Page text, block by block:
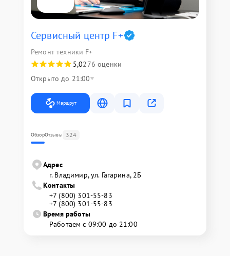
Сервисный центр F+
Ремонт техники F+
5,0276 оценки
Открыто до 21:00
Маршрут
ОбзорОтзывы 324
Адрес
г. Владимир, ул. Гагарина, 2Б
Контакты
+7 (800) 301-55-83
+7 (800) 301-55-83
Время работы
Работаем с 09:00 до 21:00